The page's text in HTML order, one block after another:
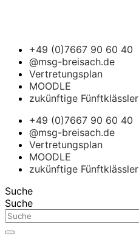
+49 (0)7667 90 60 40
@msg-breisach.de
Vertretungsplan
MOODLE
zukünftige Fünftklässler
+49 (0)7667 90 60 40
@msg-breisach.de
Vertretungsplan
MOODLE
zukünftige Fünftklässler
Suche
Suche